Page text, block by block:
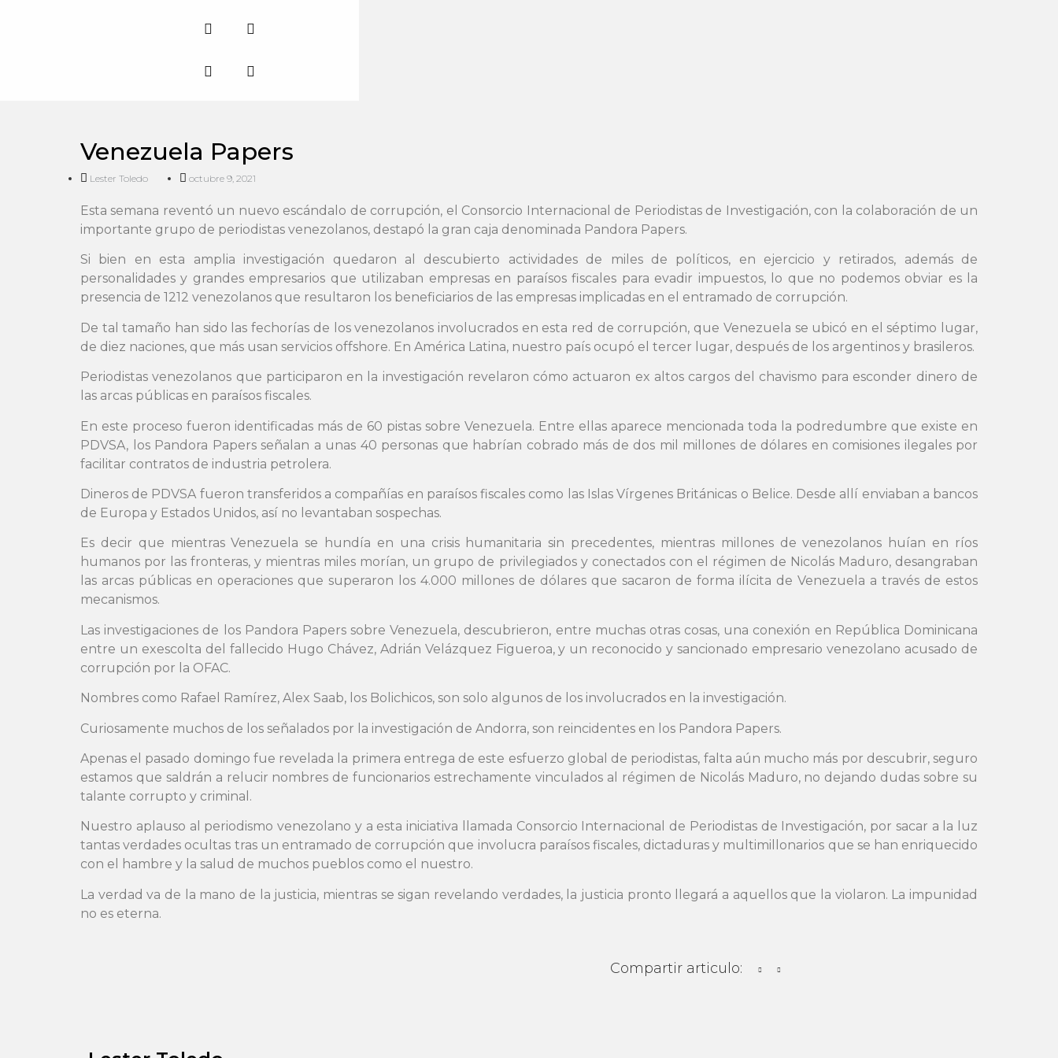
Venezuela Papers
Lester Toledo octubre 9, 2021
Esta semana reventó un nuevo escándalo de corrupción, el Consorcio Internacional de Periodistas de Investigación, con la colaboración de un
importante grupo de periodistas venezolanos, destapó la gran caja denominada Pandora Papers.
Si bien en esta amplia investigación quedaron al descubierto actividades de miles de políticos, en ejercicio y retirados, además de
personalidades y grandes empresarios que utilizaban empresas en paraísos fiscales para evadir impuestos, lo que no podemos obviar es la
presencia de 1212 venezolanos que resultaron los beneficiarios de las empresas implicadas en el entramado de corrupción.
De tal tamaño han sido las fechorías de los venezolanos involucrados en esta red de corrupción, que Venezuela se ubicó en el séptimo lugar,
de diez naciones, que más usan servicios offshore. En América Latina, nuestro país ocupó el tercer lugar, después de los argentinos y brasileros.
Periodistas venezolanos que participaron en la investigación revelaron cómo actuaron ex altos cargos del chavismo para esconder dinero de
las arcas públicas en paraísos fiscales.
En este proceso fueron identificadas más de 60 pistas sobre Venezuela. Entre ellas aparece mencionada toda la podredumbre que existe en
PDVSA, los Pandora Papers señalan a unas 40 personas que habrían cobrado más de dos mil millones de dólares en comisiones ilegales por
facilitar contratos de industria petrolera.
Dineros de PDVSA fueron transferidos a compañías en paraísos fiscales como las Islas Vírgenes Británicas o Belice. Desde allí enviaban a bancos
de Europa y Estados Unidos, así no levantaban sospechas.
Es decir que mientras Venezuela se hundía en una crisis humanitaria sin precedentes, mientras millones de venezolanos huían en ríos
humanos por las fronteras, y mientras miles morían, un grupo de privilegiados y conectados con el régimen de Nicolás Maduro, desangraban
las arcas públicas en operaciones que superaron los 4.000 millones de dólares que sacaron de forma ilícita de Venezuela a través de estos
mecanismos.
Las investigaciones de los Pandora Papers sobre Venezuela, descubrieron, entre muchas otras cosas, una conexión en República Dominicana
entre un exescolta del fallecido Hugo Chávez, Adrián Velázquez Figueroa, y un reconocido y sancionado empresario venezolano acusado de
corrupción por la OFAC.
Nombres como Rafael Ramírez, Alex Saab, los Bolichicos, son solo algunos de los involucrados en la investigación.
Curiosamente muchos de los señalados por la investigación de Andorra, son reincidentes en los Pandora Papers.
Apenas el pasado domingo fue revelada la primera entrega de este esfuerzo global de periodistas, falta aún mucho más por descubrir, seguro
estamos que saldrán a relucir nombres de funcionarios estrechamente vinculados al régimen de Nicolás Maduro, no dejando dudas sobre su
talante corrupto y criminal.
Nuestro aplauso al periodismo venezolano y a esta iniciativa llamada Consorcio Internacional de Periodistas de Investigación, por sacar a la luz
tantas verdades ocultas tras un entramado de corrupción que involucra paraísos fiscales, dictaduras y multimillonarios que se han enriquecido
con el hambre y la salud de muchos pueblos como el nuestro.
La verdad va de la mano de la justicia, mientras se sigan revelando verdades, la justicia pronto llegará a aquellos que la violaron. La impunidad
no es eterna.
Compartir articulo: